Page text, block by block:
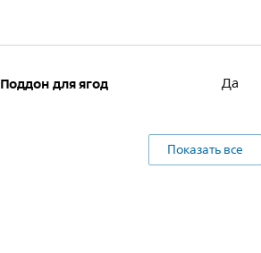
Поддон для ягод Да
Показать все